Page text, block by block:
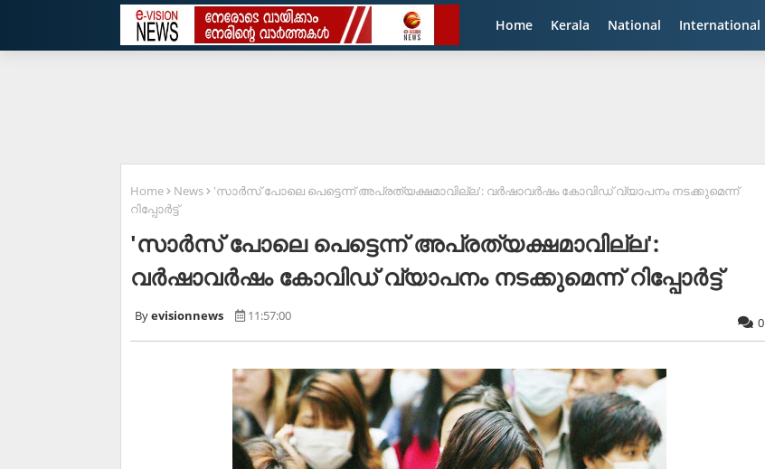
Home Kerala National International
Home News
'സാര്‍സ് പോലെ പെട്ടെന്ന് അപ്രത്യക്ഷമാവില്ല': വര്‍ഷാവര്‍ഷം കോവിഡ് വ്യാപനം നടക്കുമെന്ന്
റിപ്പോര്‍ട്ട്
'സാര്‍സ് പോലെ പെട്ടെന്ന് അപ്രത്യക്ഷമാവില്ല':
വര്‍ഷാവര്‍ഷം കോവിഡ് വ്യാപനം നടക്കുമെന്ന് റിപ്പോര്‍ട്ട്
evisionnews 11:57:00 0